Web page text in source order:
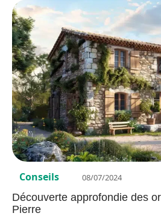
Conseils 08/07/2024
Découverte approfondie des
Pierre